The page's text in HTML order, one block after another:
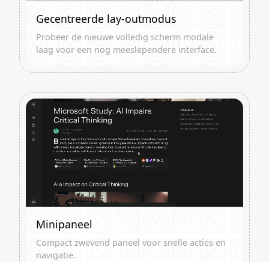
Gecentreerde lay-outmodus
Probeer de nieuwe volledig scherm modale
laag voor een nog meeslependere interface.
Minipaneel
Compact zwevend paneel voor snelle acties en
navigatie.